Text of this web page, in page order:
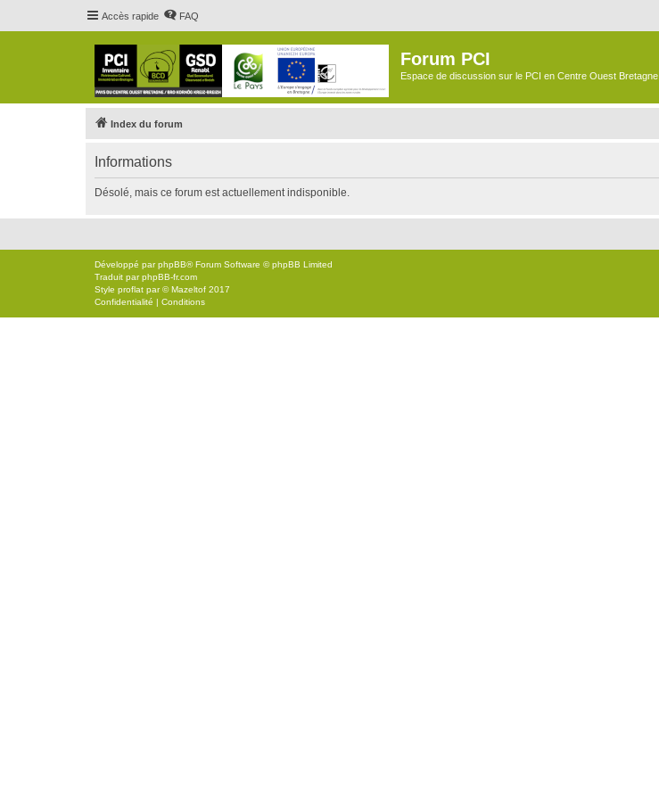
Accès rapide FAQ
Forum PCI
Espace de discussion sur le PCI en Centre Ouest Bretagne
Index du forum
Informations
Désolé, mais ce forum est actuellement indisponible.
Développé parphpBB® Forum Software © phpBB Limited
Traduit parphpBB-fr.com
Style proflat par ©Mazeltof 2017
Confidentialité | Conditions